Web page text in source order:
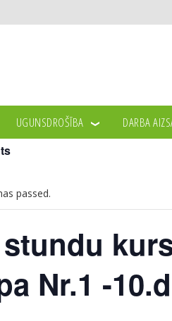
UGUNSDROŠĪBA DARBA
passed.
stundu
Nr.1 -